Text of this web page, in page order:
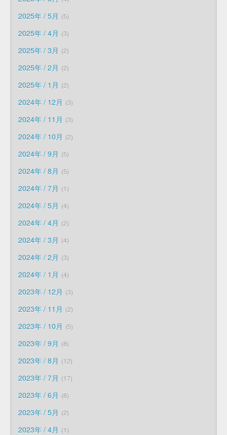
2025年 / 5月 5
2025年 / 4月 3
2025年 / 3月 2
2025年 / 2月 2
2025年 / 1月 2
2024年 / 12月 3
2024年 / 11月 3
2024年 / 10月 2
2024年 / 9月 5
2024年 / 8月 5
2024年 / 7月 1
2024年 / 5月 4
2024年 / 4月 2
2024年 / 3月 4
2024年 / 2月 3
2024年 / 1月 4
2023年 / 12月 3
2023年 / 11月 2
2023年 / 10月 5
2023年 / 9月 8
2023年 / 8月 12
2023年 / 7月 17
2023年 / 6月 8
2023年 / 5月 2
2023年 / 4月 1